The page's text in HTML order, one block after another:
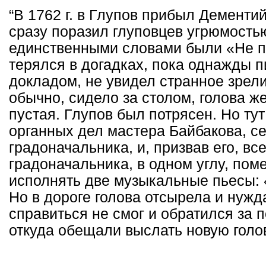
“В 1762 г. в Глупов прибыл
сразу поразил глуповцев
единственными словами были «Не
терялся в догадках, пока однажды
докладом, не увидел странное
обычно, сидело за столом, голова
пустая. Глупов был потрясен. Но
органных дел мастера Байбакова,
градоначальника, и, призвав его,
градоначальника, в одном углу,
исполнять две музыкальные
Но в дороге голова отсырела и
справиться не смог и обратился за
откуда обещали выслать новую